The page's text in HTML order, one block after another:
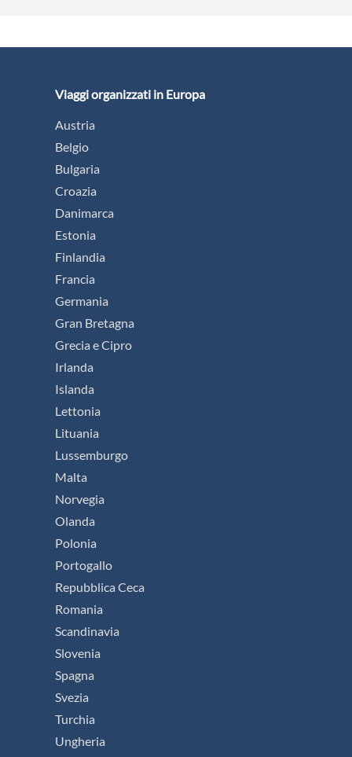
Viaggi organizzati in Europa
Austria
Belgio
Bulgaria
Croazia
Danimarca
Estonia
Finlandia
Francia
Germania
Gran Bretagna
Grecia e Cipro
Irlanda
Islanda
Lettonia
Lituania
Lussemburgo
Malta
Norvegia
Olanda
Polonia
Portogallo
Repubblica Ceca
Romania
Scandinavia
Slovenia
Spagna
Svezia
Turchia
Ungheria